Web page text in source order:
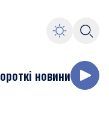
новини